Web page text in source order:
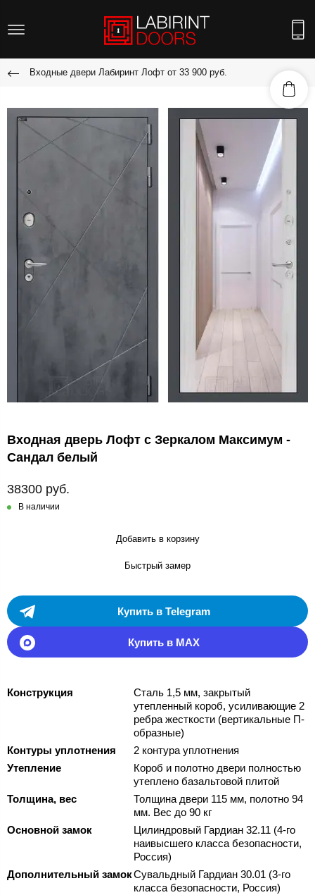
Входные двери Лабиринт Лофт от 33 900 руб.
Входная дверь Лофт с Зеркалом Максимум -
Сандал белый
38300 руб.
В наличии
Добавить в корзину
Быстрый замер
Купить в Telegram
Купить в MAX
Конструкция
Сталь 1,5 мм, закрытый
утепленный короб, усиливающие 2
ребра жесткости (вертикальные П-
образные)
Контуры уплотнения
2 контура уплотнения
Утепление
Короб и полотно двери полностью
утеплено базальтовой плитой
Толщина, вес
Толщина двери 115 мм, полотно 94
мм. Вес до 90 кг
Основной замок
Цилиндровый Гардиан 32.11 (4-го
наивысшего класса безопасности,
Россия)
Дополнительный замокСувальдный Гардиан 30.01 (3-го
класса безопасности, Россия)